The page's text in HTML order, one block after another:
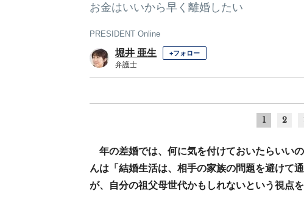
お金はいいから早く離婚したい
PRESIDENT Online
堀井 亜生 +フォロー
弁護士
1 2
年の差婚では、何に気を付けておいたらいい
んは「結婚生活は、相手の家族の問題を避けて
が、自分の祖父母世代かもしれないという視点